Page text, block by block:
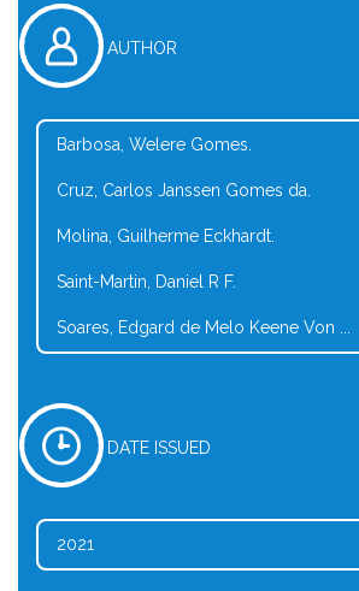
AUTHOR
Barbosa, Welere Gomes.
Cruz, Carlos Janssen Gomes da.
Molina, Guilherme Eckhardt.
Saint-Martin, Daniel R F.
Soares, Edgard de Melo Keene Von ...
DATE ISSUED
2021